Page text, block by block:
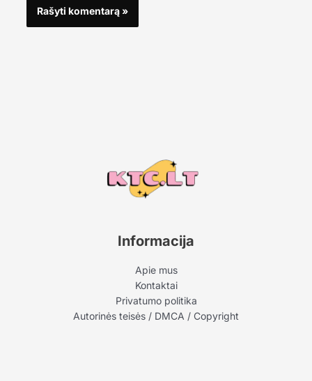
Informacija
Apie mus
Kontaktai
Privatumo politika
Autorinės teisės / DMCA / Copyright